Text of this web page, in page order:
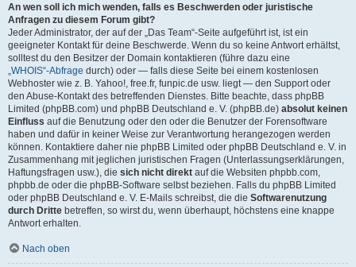
An wen soll ich mich wenden, falls es Beschwerden oder juristische
Anfragen zu diesem Forum gibt?
Jeder Administrator, der auf der „Das Team“-Seite aufgeführt ist, ist ein
geeigneter Kontakt für deine Beschwerde. Wenn du so keine Antwort erhältst,
solltest du den Besitzer der Domain kontaktieren (führe dazu eine
„WHOIS“-Abfrage durch) oder — falls diese Seite bei einem kostenlosen
Webhoster wie z. B. Yahoo!, free.fr, funpic.de usw. liegt — den Support oder
den Abuse-Kontakt des betreffenden Dienstes. Bitte beachte, dass phpBB
Limited (phpBB.com) und phpBB Deutschland e. V. (phpBB.de) absolut keinen
Einfluss auf die Benutzung oder den oder die Benutzer der Forensoftware
haben und dafür in keiner Weise zur Verantwortung herangezogen werden
können. Kontaktiere daher nie phpBB Limited oder phpBB Deutschland e. V. in
Zusammenhang mit jeglichen juristischen Fragen (Unterlassungserklärungen,
Haftungsfragen usw.), die sich nicht direkt auf die Websiten phpbb.com,
phpbb.de oder die phpBB-Software selbst beziehen. Falls du phpBB Limited
oder phpBB Deutschland e. V. E-Mails schreibst, die die Softwarenutzung
durch Dritte betreffen, so wirst du, wenn überhaupt, höchstens eine knappe
Antwort erhalten.
Nach oben